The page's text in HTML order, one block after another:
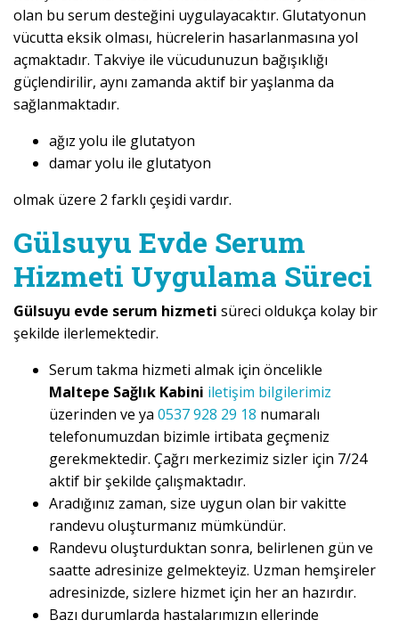
olan bu serum desteğini uygulayacaktır. Glutatyonun
vücutta eksik olması, hücrelerin hasarlanmasına yol
açmaktadır. Takviye ile vücudunuzun bağışıklığı
güçlendirilir, aynı zamanda aktif bir yaşlanma da
sağlanmaktadır.
ağız yolu ile glutatyon
damar yolu ile glutatyon
olmak üzere 2 farklı çeşidi vardır.
Gülsuyu Evde Serum
Hizmeti Uygulama Süreci
Gülsuyu evde serum hizmeti süreci oldukça kolay bir
şekilde ilerlemektedir.
Serum takma hizmeti almak için öncelikle
Maltepe Sağlık Kabini iletişim bilgilerimiz
üzerinden ve ya 0537 928 29 18 numaralı
telefonumuzdan bizimle irtibata geçmeniz
gerekmektedir. Çağrı merkezimiz sizler için 7/24
aktif bir şekilde çalışmaktadır.
Aradığınız zaman, size uygun olan bir vakitte
randevu oluşturmanız mümkündür.
Randevu oluşturduktan sonra, belirlenen gün ve
saatte adresinize gelmekteyiz. Uzman hemşireler
adresinizde, sizlere hizmet için her an hazırdır.
Bazı durumlarda hastalarımızın ellerinde